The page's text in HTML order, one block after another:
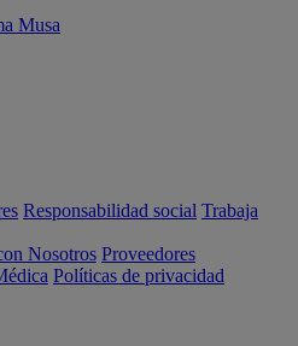
Musa
Responsabilidad social Trabaja
Nosotros Proveedores
Políticas de privacidad